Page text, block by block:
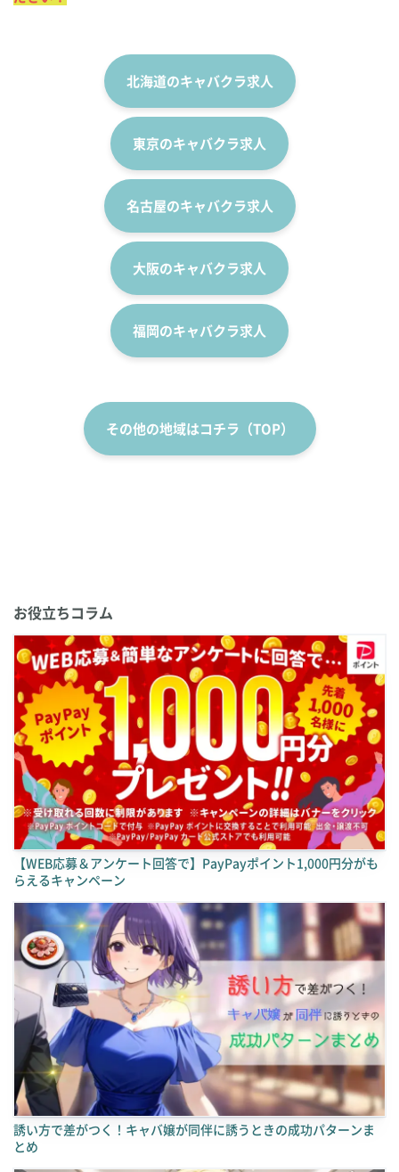
北海道のキャバクラ求人
東京のキャバクラ求人
名古屋のキャバクラ求人
大阪のキャバクラ求人
福岡のキャバクラ求人
その他の地域はコチラ（TOP）
お役立ちコラム
【WEB応募＆アンケート回答で】PayPayポイント1,000円分がも
らえるキャンペーン
誘い方で差がつく！キャバ嬢が同伴に誘うときの成功パターンま
とめ